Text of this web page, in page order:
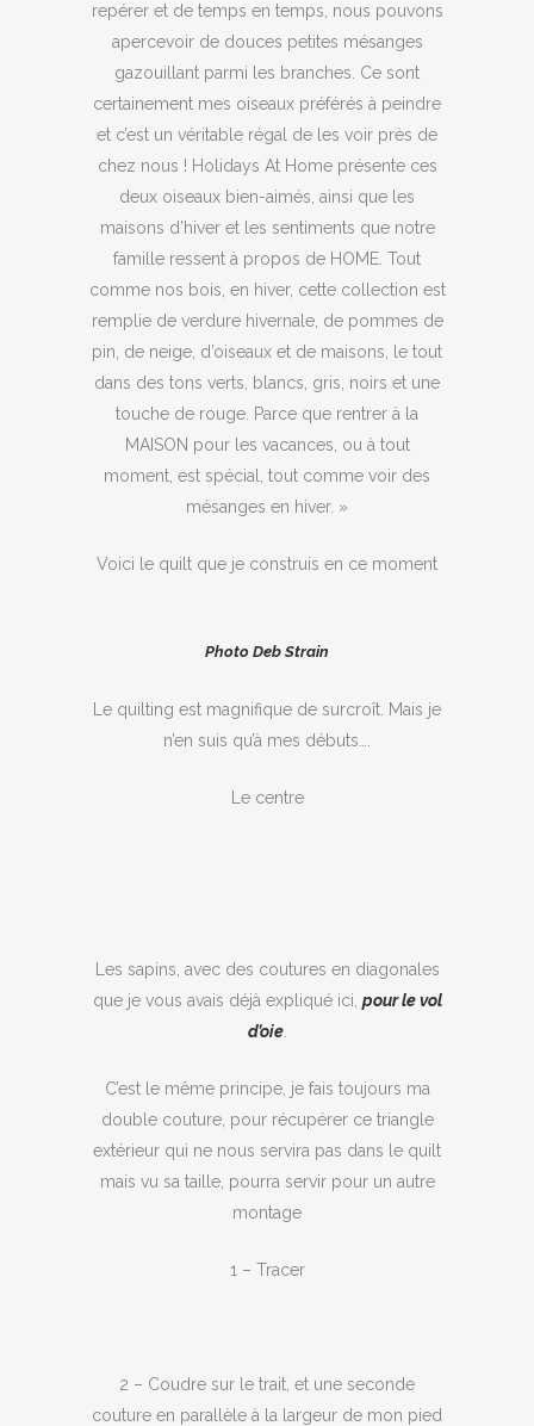
repérer et de temps en temps, nous pouvons
apercevoir de douces petites mésanges
gazouillant parmi les branches. Ce sont
certainement mes oiseaux préférés à peindre
et c’est un véritable régal de les voir près de
chez nous ! Holidays At Home présente ces
deux oiseaux bien-aimés, ainsi que les
maisons d’hiver et les sentiments que notre
famille ressent à propos de HOME. Tout
comme nos bois, en hiver, cette collection est
remplie de verdure hivernale, de pommes de
pin, de neige, d’oiseaux et de maisons, le tout
dans des tons verts, blancs, gris, noirs et une
touche de rouge. Parce que rentrer à la
MAISON pour les vacances, ou à tout
moment, est spécial, tout comme voir des
mésanges en hiver. »
Voici le quilt que je construis en ce moment
Photo Deb Strain
Le quilting est magnifique de surcroît. Mais je
n’en suis qu’à mes débuts….
Le centre
Les sapins, avec des coutures en diagonales
que je vous avais déjà expliqué ici, pour le vol
d’oie.
C’est le même principe, je fais toujours ma
double couture, pour récupérer ce triangle
extérieur qui ne nous servira pas dans le quilt
mais vu sa taille, pourra servir pour un autre
montage
1 – Tracer
2 – Coudre sur le trait, et une seconde
couture en parallèle à la largeur de mon pied